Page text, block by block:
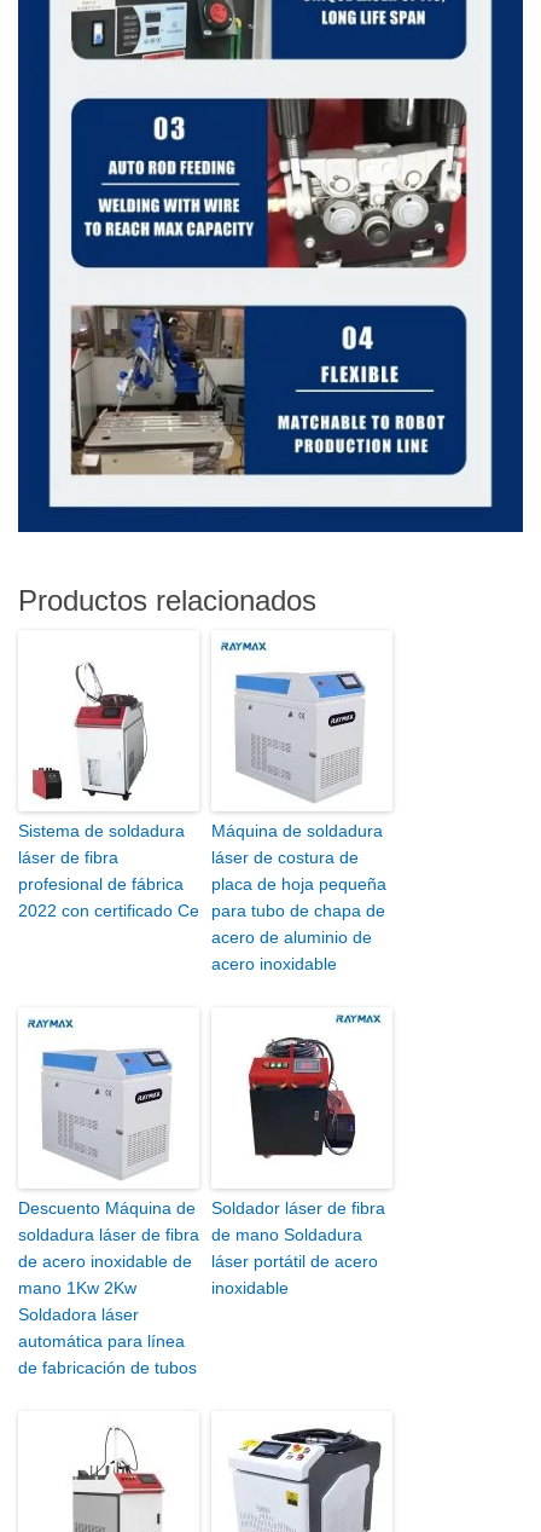
Productos relacionados
Sistema de soldadura
láser de fibra
profesional de fábrica
2022 con certificado Ce
Máquina de soldadura
láser de costura de
placa de hoja pequeña
para tubo de chapa de
acero de aluminio de
acero inoxidable
Descuento Máquina de
soldadura láser de fibra
de acero inoxidable de
mano 1Kw 2Kw
Soldadora láser
automática para línea
de fabricación de tubos
Soldador láser de fibra
de mano Soldadura
láser portátil de acero
inoxidable